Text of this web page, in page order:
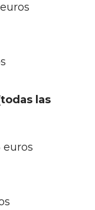
las
euros